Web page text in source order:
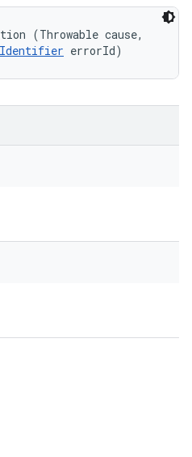
(Throwable cause,
errorId)